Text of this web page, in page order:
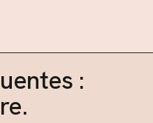
: